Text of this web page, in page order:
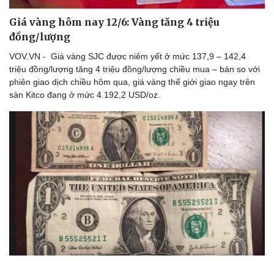
Giá vàng hôm nay 12/6: Vàng tăng 4 triệu
đồng/lượng
VOV.VN - Giá vàng SJC được niêm yết ở mức 137,9 – 142,4
triệu đồng/lượng tăng 4 triệu đồng/lượng chiều mua – bán so với
phiên giao dịch chiều hôm qua, giá vàng thế giới giao ngay trên
sàn Kitco đang ở mức 4.192,2 USD/oz.